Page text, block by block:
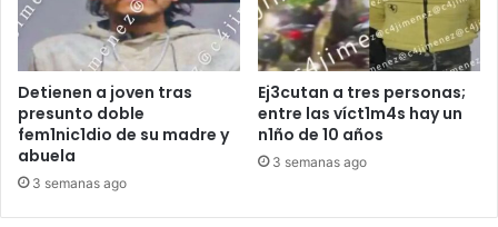
Detienen a joven tras
presunto doble
fem1nic1dio de su madre y
abuela
3 semanas ago
Ej3cutan a tres personas;
entre las víct1m4s hay un
n1ño de 10 años
3 semanas ago